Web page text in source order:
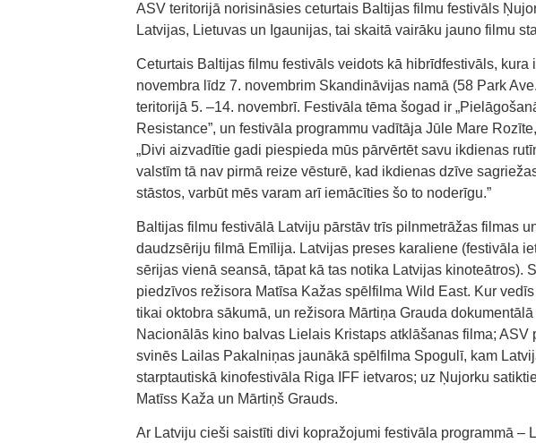
ASV teritorijā norisināsies ceturtais Baltijas filmu festivāls
Latvijas, Lietuvas un Igaunijas, tai skaitā vairāku jauno filmu
Ceturtais Baltijas filmu festivāls veidots kā hibrīdfestivāls,
novembra līdz 7. novembrim Skandināvijas namā (58 Park
teritorijā 5. –14. novembrī. Festivāla tēma šogad ir
Resistance”, un festivāla programmu vadītāja Jūle Mare
„Divi aizvadītie gadi piespieda mūs pārvērtēt savu ikdienas
valstīm tā nav pirmā reize vēsturē, kad ikdienas dzīve
stāstos, varbūt mēs varam arī iemācīties šo to noderīgu.”
Baltijas filmu festivālā Latviju pārstāv trīs pilnmetrāžas filmas
daudzsēriju filmā Emīlija. Latvijas preses karaliene (festivāla
sērijas vienā seansā, tāpat kā tas notika Latvijas kinoteātros).
piedzīvos režisora Matīsa Kažas spēlfilma Wild East. Kur
tikai oktobra sākumā, un režisora Mārtiņa Grauda
Nacionālās kino balvas Lielais Kristaps atklāšanas filma;
svinēs Lailas Pakalniņas jaunākā spēlfilma Spogulī, kam
starptautiskā kinofestivāla Riga IFF ietvaros; uz Ņujorku
Matīss Kaža un Mārtiņš Grauds.
Ar Latviju cieši saistīti divi kopražojumi festivāla programmā –